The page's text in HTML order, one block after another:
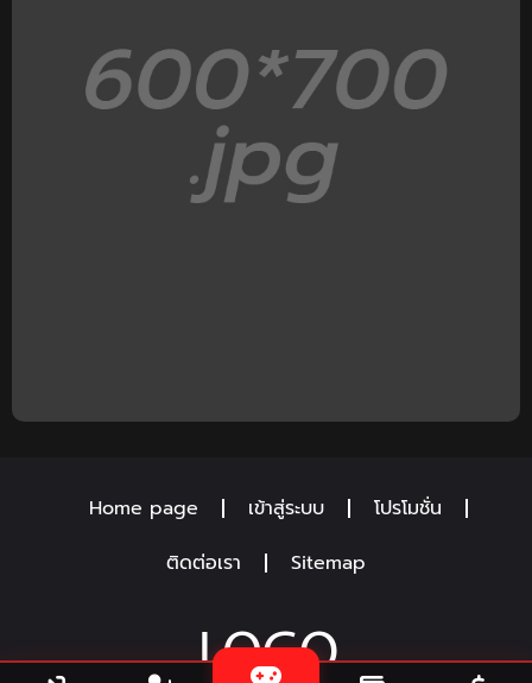
Home page เข้าสู่ระบบ
โปรโมชั่น
ติดต่อเรา
Sitemap